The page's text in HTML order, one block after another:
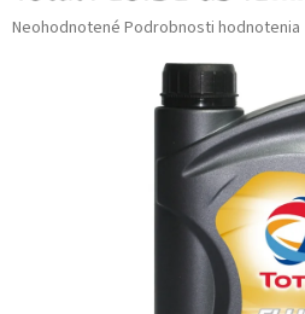
Priemerné
Neohodnotené Podrobnosti hodnotenia